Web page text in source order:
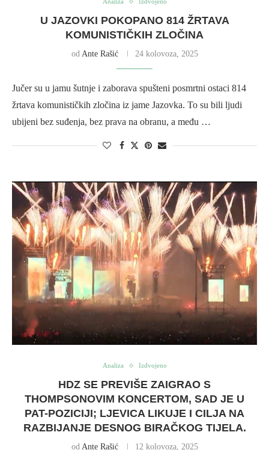
U JAZOVKI POKOPANO 814 ŽRTAVA
KOMUNISTIČKIH ZLOČINA
od Ante Rašić 24 kolovoza, 2025
Jučer su u jamu šutnje i zaborava spušteni posmrtni ostaci 814
žrtava komunističkih zločina iz jame Jazovka. To su bili ljudi
ubijeni bez suđenja, bez prava na obranu, a među …
Analiza Izdvojeno
HDZ SE PREVIŠE ZAIGRAO S
THOMPSONOVIM KONCERTOM, SAD JE U
PAT-POZICIJI; LJEVICA LIKUJE I CILJA NA
RAZBIJANJE DESNOG BIRAČKOG TIJELA.
od Ante Rašić 12 kolovoza, 2025